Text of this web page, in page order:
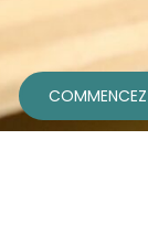
COMMENCEZ